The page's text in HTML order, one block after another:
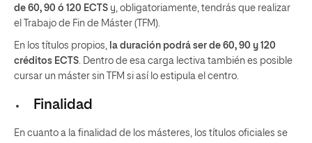
de 60, 90 ó 120 ECTS y, obligatoriamente, tendrás que realizar
el Trabajo de Fin de Máster (TFM).
En los títulos propios, la duración podrá ser de 60, 90 y 120
créditos ECTS. Dentro de esa carga lectiva también es posible
cursar un máster sin TFM si así lo estipula el centro.
Finalidad
En cuanto a la finalidad de los másteres, los títulos oficiales se